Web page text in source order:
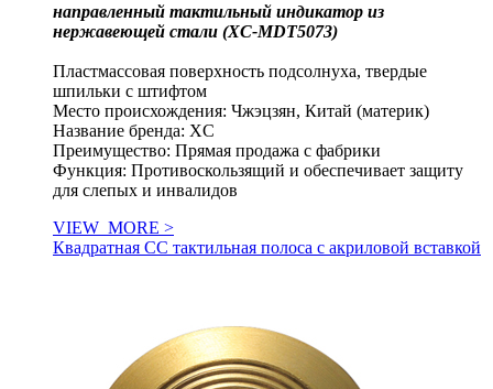
направленный тактильный индикатор из
нержавеющей стали (XC-MDT5073)
Пластмассовая поверхность подсолнуха, твердые
шпильки с штифтом
Место происхождения: Чжэцзян, Китай (материк)
Название бренда: XC
Преимущество: Прямая продажа с фабрики
Функция: Противоскользящий и обеспечивает защиту
для слепых и инвалидов
VIEW_MORE >
Квадратная СС тактильная полоса с акриловой вставкой